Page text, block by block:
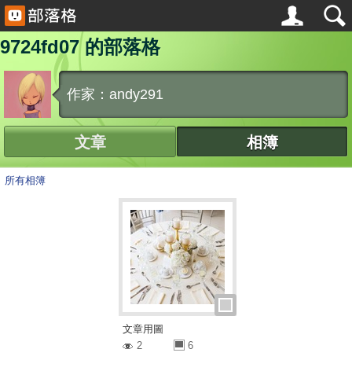
9724fd07 的部落格
作家：andy291
文章 相簿
所有相簿
文章用圖
2
6